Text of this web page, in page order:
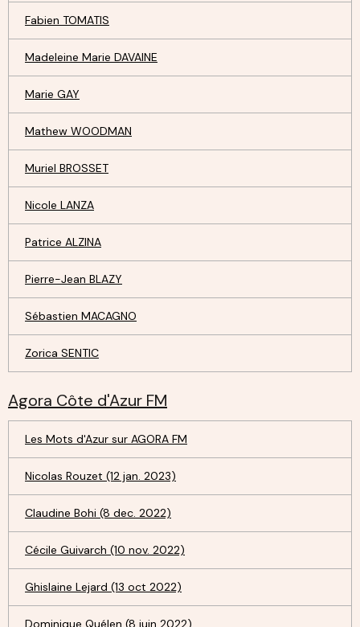
Fabien TOMATIS
Madeleine Marie DAVAINE
Marie GAY
Mathew WOODMAN
Muriel BROSSET
Nicole LANZA
Patrice ALZINA
Pierre-Jean BLAZY
Sébastien MACAGNO
Zorica SENTIC
Agora Côte d'Azur FM
Les Mots d'Azur sur AGORA FM
Nicolas Rouzet (12 jan. 2023)
Claudine Bohi (8 dec. 2022)
Cécile Guivarch (10 nov. 2022)
Ghislaine Lejard (13 oct 2022)
Dominique Quélen (8 juin 2022)